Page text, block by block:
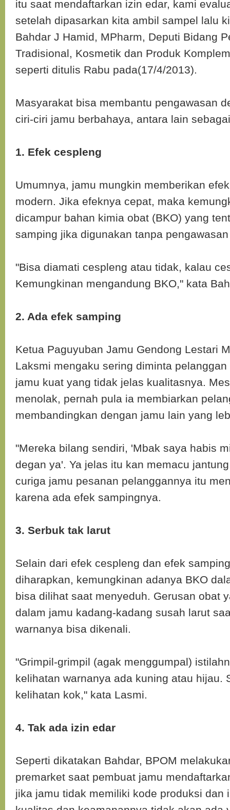
itu saat mendaftarkan izin edar, kami
setelah dipasarkan kita ambil sampel lalu
Bahdar J Hamid, MPharm, Deputi Bidang
Tradisional, Kosmetik dan Produk
seperti ditulis Rabu pada(17/4/2013).
Masyarakat bisa membantu pengawasan
ciri-ciri jamu berbahaya, antara lain
1. Efek cespleng
Umumnya, jamu mungkin memberikan
modern. Jika efeknya cepat, maka
dicampur bahan kimia obat (BKO) yang
samping jika digunakan tanpa
"Bisa diamati cespleng atau tidak, kalau
Kemungkinan mengandung BKO," kata
2. Ada efek samping
Ketua Paguyuban Jamu Gendong Lestari
Laksmi mengaku sering diminta
jamu kuat yang tidak jelas kualitasnya.
menolak, pernah pula ia membiarkan
membandingkan dengan jamu lain yang
"Mereka bilang sendiri, 'Mbak saya habis
degan ya'. Ya jelas itu kan memacu
curiga jamu pesanan pelanggannya itu
karena ada efek sampingnya.
3. Serbuk tak larut
Selain dari efek cespleng dan efek
diharapkan, kemungkinan adanya BKO
bisa dilihat saat menyeduh. Gerusan obat
dalam jamu kadang-kadang susah larut
warnanya bisa dikenali.
"Grimpil-grimpil (agak menggumpal)
kelihatan warnanya ada kuning atau hijau.
kelihatan kok," kata Lasmi.
4. Tak ada izin edar
Seperti dikatakan Bahdar, BPOM
premarket saat pembuat jamu
jika jamu tidak memiliki kode produksi dan